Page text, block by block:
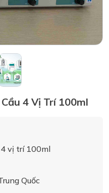
4 Vị Trí 100ml
vị trí 100ml
Quốc